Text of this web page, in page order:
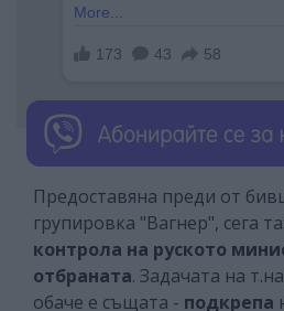
Предоставяна преди от
групировка "Вагнер", сега
контрола на руското
отбраната. Задачата на
обаче е същата - подкрепа